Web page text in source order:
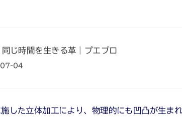
同じ時間を生きる革｜プエブロ
04
した立体加工により、物理的にも凹凸が生ま